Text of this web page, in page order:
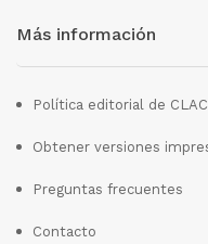
Más información
Política editorial de
Obtener versiones
Preguntas frecuentes
Contacto